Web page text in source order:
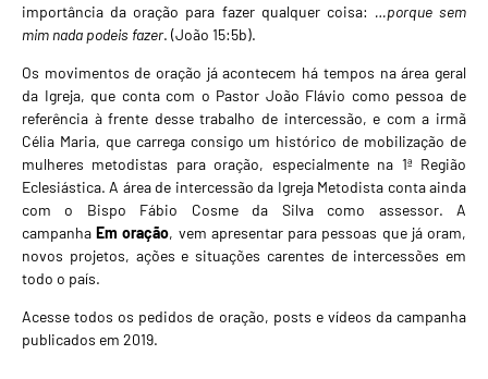
importância da oração para fazer qualquer coisa: …porque sem
mim nada podeis fazer. (João 15:5b).
Os movimentos de oração já acontecem há tempos na área geral
da Igreja, que conta com o Pastor João Flávio como pessoa de
referência à frente desse trabalho de intercessão, e com a irmã
Célia Maria, que carrega consigo um histórico de mobilização de
mulheres metodistas para oração, especialmente na 1ª Região
Eclesiástica. A área de intercessão da Igreja Metodista conta ainda
com o Bispo Fábio Cosme da Silva como assessor. A
campanhaEm oração, vem apresentar para pessoas que já oram,
novos projetos, ações e situações carentes de intercessões em
todo o país.
Acesse todos os pedidos de oração, posts e vídeos da campanha
publicados em 2019.